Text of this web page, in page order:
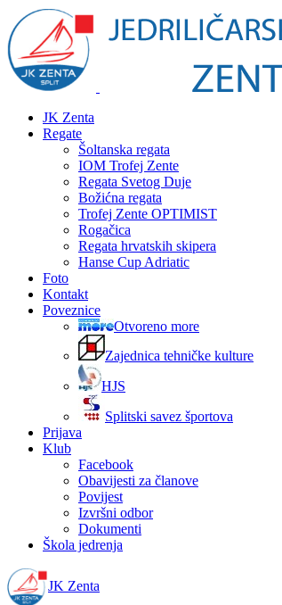
JK Zenta
Regate
Šoltanska regata
IOM Trofej Zente
Regata Svetog Duje
Božićna regata
Trofej Zente OPTIMIST
Rogačica
Regata hrvatskih skipera
Hanse Cup Adriatic
Foto
Kontakt
Poveznice
Otvoreno more
Zajednica tehničke kulture
HJS
Splitski savez športova
Prijava
Klub
Facebook
Obavijesti za članove
Povijest
Izvršni odbor
Dokumenti
Škola jedrenja
JK Zenta